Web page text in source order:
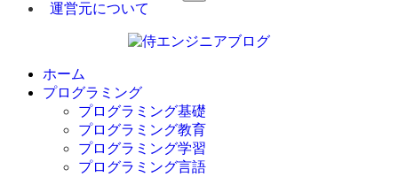
運営元について
ホーム
プログラミング
プログラミング基礎
プログラミング教育
プログラミング学習
プログラミング言語